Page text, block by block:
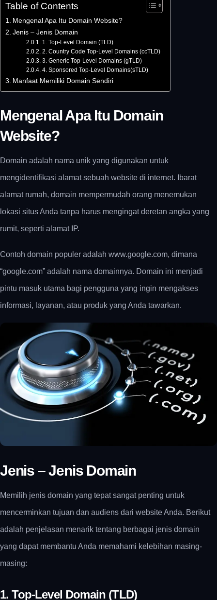
Table of Contents
Mengenal Apa Itu Domain Website​?
Jenis – Jenis Domain
1. Top-Level Domain (TLD)
2. Country Code Top-Level Domains (ccTLD)
3. Generic Top-Level Domains (gTLD)
4. Sponsored Top-Level Domains(sTLD)
Manfaat Memiliki Domain Sendiri
Mengenal Apa Itu Domain
Website​?
Domain adalah nama unik yang digunakan untuk
mengidentifikasi alamat sebuah website di internet. Ibarat
alamat rumah, domain mempermudah orang menemukan
lokasi situs Anda tanpa harus mengingat deretan angka yang
rumit, seperti alamat IP.
Contoh domain populer adalah www.google.com, dimana
“google.com” adalah nama domainnya. Domain ini menjadi
pintu masuk utama bagi pengguna yang ingin mengakses
informasi, layanan, atau produk yang Anda tawarkan.
Jenis – Jenis Domain
Memilih jenis domain yang tepat sangat penting untuk
mencerminkan tujuan dan audiens dari website Anda. Berikut
adalah penjelasan menarik tentang berbagai jenis domain
yang dapat membantu Anda memahami kelebihan masing-
masing:
1. Top-Level Domain (TLD)